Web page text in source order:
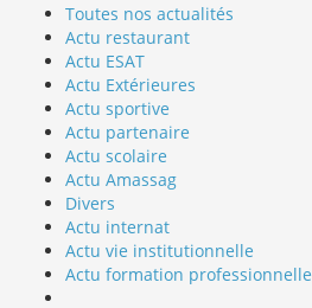
Toutes nos actualités
Actu restaurant
Actu ESAT
Actu Extérieures
Actu sportive
Actu partenaire
Actu scolaire
Actu Amassag
Divers
Actu internat
Actu vie institutionnelle
Actu formation professionnelle